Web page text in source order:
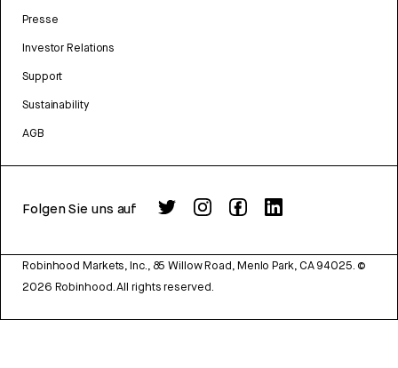
Presse
Investor Relations
Support
Sustainability
AGB
Folgen Sie uns auf
Robinhood Markets, Inc., 85 Willow Road, Menlo Park, CA 94025. ©
2026 Robinhood. All rights reserved.